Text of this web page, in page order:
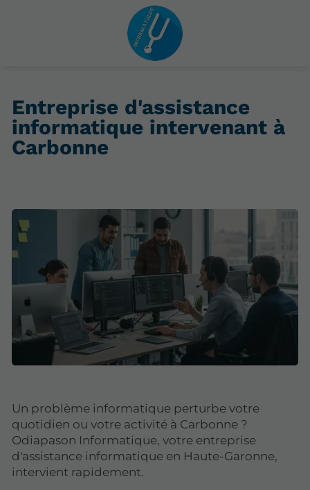
Entreprise d'assistance
informatique intervenant à
Carbonne
Un problème informatique perturbe votre
quotidien ou votre activité à Carbonne ?
Odiapason Informatique, votre entreprise
d'assistance informatique en Haute-Garonne,
intervient rapidement.